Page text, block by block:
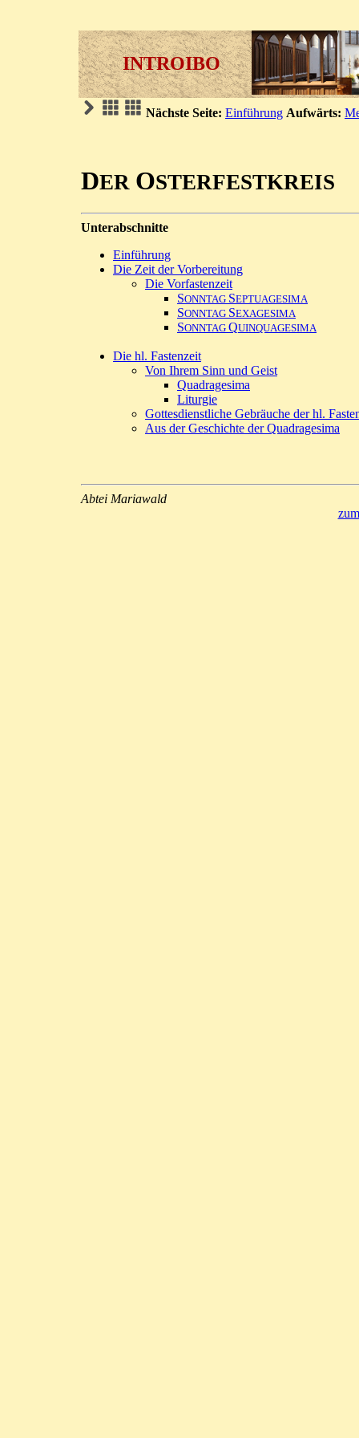
INTROIBO
Nächste Seite: Einführung Aufwärts:
DER OSTERFESTKREIS
Unterabschnitte
Einführung
Die Zeit der Vorbereitung
Die Vorfastenzeit
SONNTAG SEPTUAGESIMA
SONNTAG SEXAGESIMA
SONNTAG QUINQUAGESIMA
Die hl. Fastenzeit
Von Ihrem Sinn und Geist
Quadragesima
Liturgie
Gottesdienstliche Gebräuche der hl.
Aus der Geschichte der Quadragesima
Abtei Mariawald